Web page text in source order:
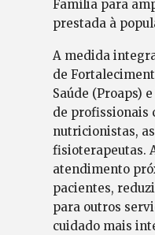
Família para
prestada à
A medida
de
Saúde (Proaps)
de profissionais
nutricionistas,
fisioterapeutas.
atendimento
pacientes,
para outros
cuidado mais